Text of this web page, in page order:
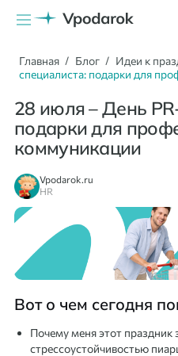
Главная Блог Идеи к
специалиста: подарки для
28 июля – День
подарки для
коммуникации
Vpodarok.ru
HR
Вот о чем сегодня
Почему меня этот праздник
стрессоустойчивостью